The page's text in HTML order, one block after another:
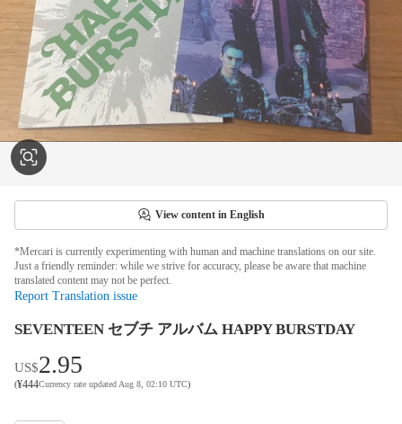
View content in English
*Mercari is currently experimenting with human and machine translations on our site.
Just a friendly reminder: while we strive for accuracy, please be aware that machine
translated content may not be perfect.
Report Translation issue
SEVENTEEN セブチ アルバム HAPPY BURSTDAY
US$2.95
(¥444Currency rate updated Aug 8, 02:10 UTC)